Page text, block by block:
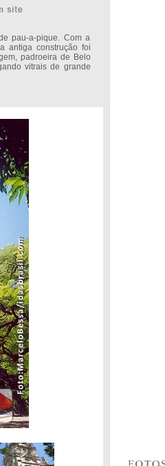
pau-a-pique. Com a
antiga construção foi
padroeira de Belo
vitrais de grande